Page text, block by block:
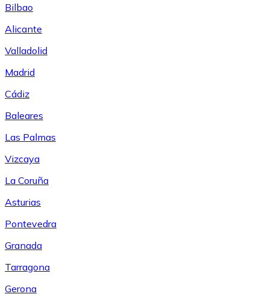
Bilbao
Alicante
Valladolid
Madrid
Cádiz
Baleares
Las Palmas
Vizcaya
La Coruña
Asturias
Pontevedra
Granada
Tarragona
Gerona